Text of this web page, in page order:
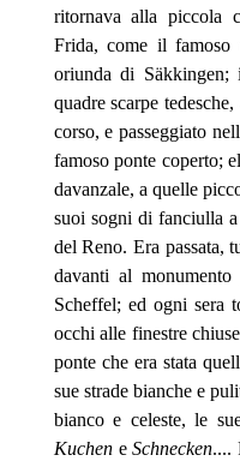
ritornava alla piccola
Frida, come il famoso
oriunda di
quadre scarpe
corso, e passeggiato
famoso ponte coperto;
davanzale, a quelle
suoi sogni di fanciulla
del Reno. Era passata,
davanti al
Scheffel; ed ogni sera
occhi alle finestre
ponte che era stata
sue strade bianche e
bianco e celeste, le
KucheneSchnecken....